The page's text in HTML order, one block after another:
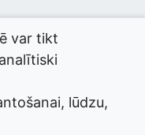
. var tikt
lūdzu,